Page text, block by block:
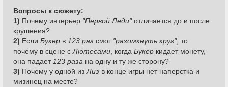
Вопросы к сюжету:
1) Почему интерьер "Первой Леди"отличается до и после
крушения?
2) Если Букер в 123 раз смог "разомкнуть круг", то
почему в сцене с Лютесами , когда Букер кидает монету,
она падает 123 раза на одну и ту же сторону?
3) Почему у одной из Лиз в конце игры нет наперстка и
мизинец на месте?